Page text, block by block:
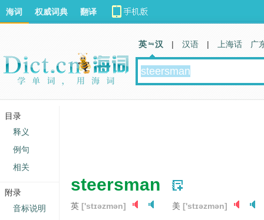
steersman
英 ['stɪəzmən] 美 ['stɪəzmən]
海词 权威词典 翻译
英 汉 | 汉语 | 上海话 广
目录
释义
例句
相关
附录
音标说明